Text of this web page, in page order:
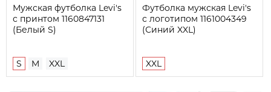
Мужская футболка Levi's
с принтом 1160847131
(Белый S)
S M XXL
Футболка мужская Levi's
с логотипом 1161004349
(Синий XXL)
XXL